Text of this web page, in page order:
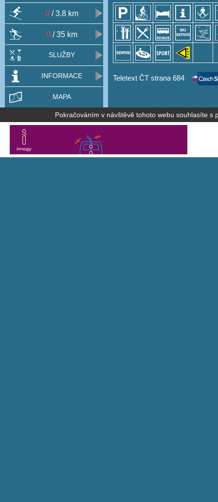
Teletext ČT strana 684
0 / 3.8 km
0 / 35 km
SLUŽBY
INFORMACE
MAPA
Pokračováním v návštěvě tohoto webu souhlasíte